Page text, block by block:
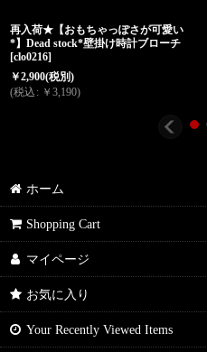
再入荷★【おもちゃっぽさが可愛い
*】Dead stock*壁掛け時計ブローチ
[clo0216]
￥2,900(税別)
(税込 : ￥ 3,190)
ホーム
Shopping Cart
マイページ
お気に入り
Your Recently Viewed Items